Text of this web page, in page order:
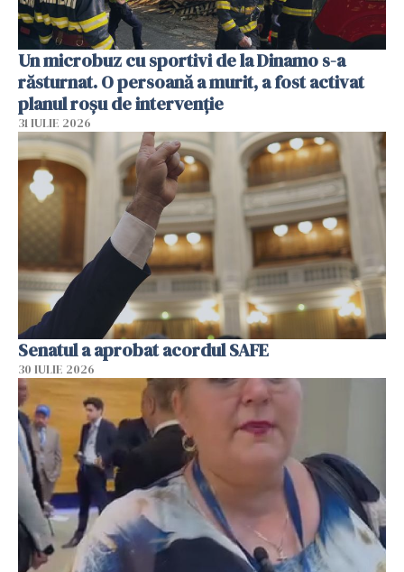
Un microbuz cu sportivi de la Dinamo s-a
răsturnat. O persoană a murit, a fost activat
planul roșu de intervenție
31 IULIE 2026
Senatul a aprobat acordul SAFE
30 IULIE 2026